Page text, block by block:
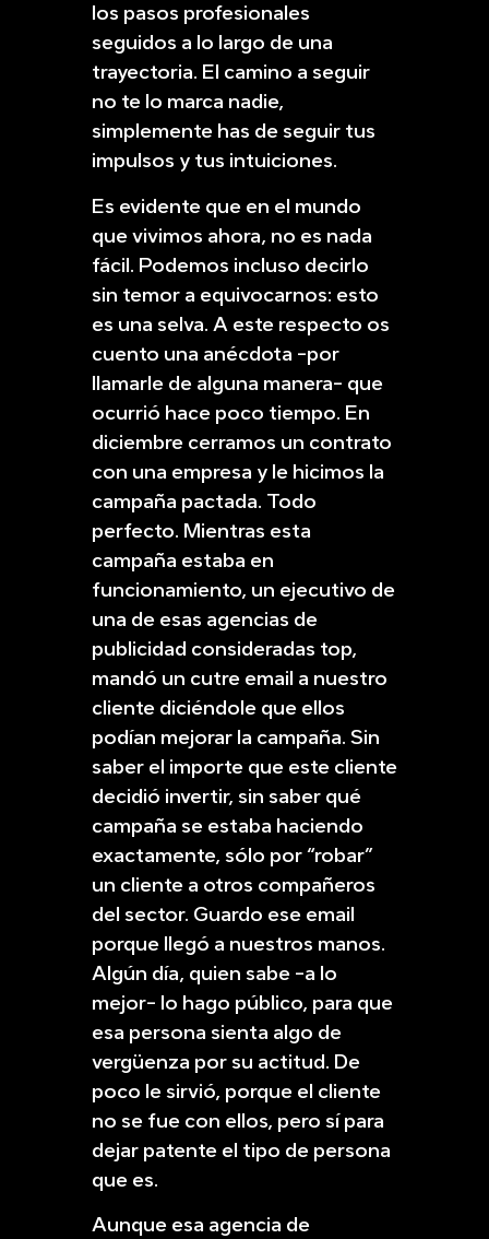
los pasos profesionales
seguidos a lo largo de una
trayectoria. El camino a seguir
no te lo marca nadie,
simplemente has de seguir tus
impulsos y tus intuiciones.
Es evidente que en el mundo
que vivimos ahora, no es nada
fácil. Podemos incluso decirlo
sin temor a equivocarnos: esto
es una selva. A este respecto os
cuento una anécdota -por
llamarle de alguna manera- que
ocurrió hace poco tiempo. En
diciembre cerramos un contrato
con una empresa y le hicimos la
campaña pactada. Todo
perfecto. Mientras esta
campaña estaba en
funcionamiento, un ejecutivo de
una de esas agencias de
publicidad consideradas top,
mandó un cutre email a nuestro
cliente diciéndole que ellos
podían mejorar la campaña. Sin
saber el importe que este cliente
decidió invertir, sin saber qué
campaña se estaba haciendo
exactamente, sólo por “robar”
un cliente a otros compañeros
del sector. Guardo ese email
porque llegó a nuestros manos.
Algún día, quien sabe -a lo
mejor- lo hago público, para que
esa persona sienta algo de
vergüenza por su actitud. De
poco le sirvió, porque el cliente
no se fue con ellos, pero sí para
dejar patente el tipo de persona
que es.
Aunque esa agencia de